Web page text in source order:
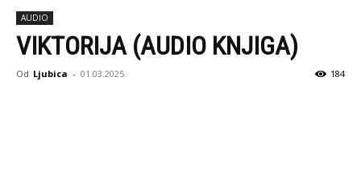
AUDIO
VIKTORIJA (AUDIO KNJIGA)
Od Ljubica - 01.03.2025 184